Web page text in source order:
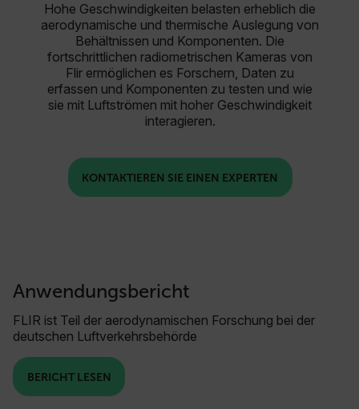
Hohe Geschwindigkeiten belasten erheblich die
aerodynamische und thermische Auslegung von
Behältnissen und Komponenten. Die
fortschrittlichen radiometrischen Kameras von
Flir ermöglichen es Forschern, Daten zu
erfassen und Komponenten zu testen und wie
sie mit Luftströmen mit hoher Geschwindigkeit
interagieren.
KONTAKTIEREN SIE EINEN EXPERTEN
Anwendungsbericht
FLIR ist Teil der aerodynamischen Forschung bei der
deutschen Luftverkehrsbehörde
BERICHT LESEN